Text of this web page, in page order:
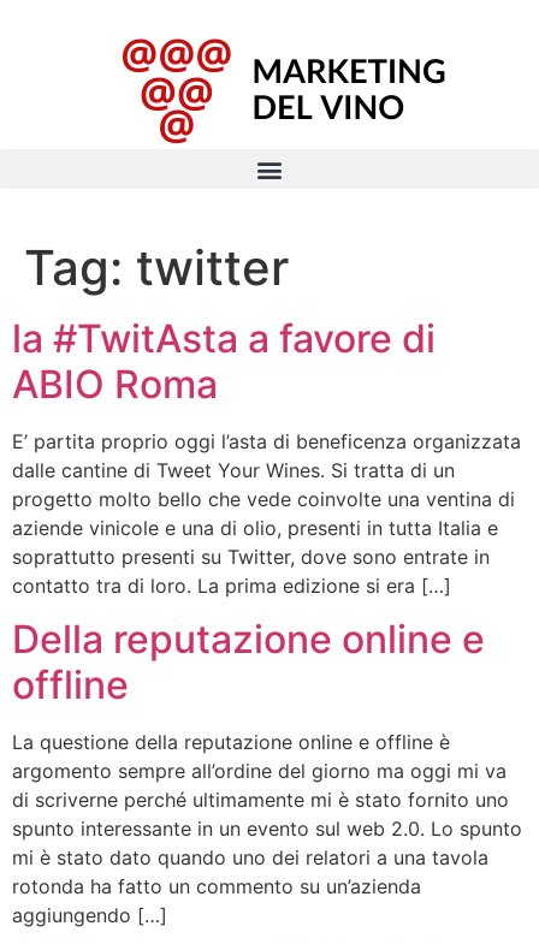
Tag: twitter
la #TwitAsta a favore di
ABIO Roma
E’ partita proprio oggi l’asta di beneficenza organizzata
dalle cantine di Tweet Your Wines. Si tratta di un
progetto molto bello che vede coinvolte una ventina di
aziende vinicole e una di olio, presenti in tutta Italia e
soprattutto presenti su Twitter, dove sono entrate in
contatto tra di loro. La prima edizione si era […]
Della reputazione online e
offline
La questione della reputazione online e offline è
argomento sempre all’ordine del giorno ma oggi mi va
di scriverne perché ultimamente mi è stato fornito uno
spunto interessante in un evento sul web 2.0. Lo spunto
mi è stato dato quando uno dei relatori a una tavola
rotonda ha fatto un commento su un’azienda
aggiungendo […]